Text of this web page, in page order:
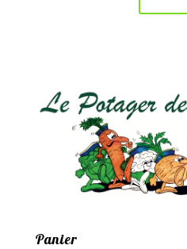
Panier